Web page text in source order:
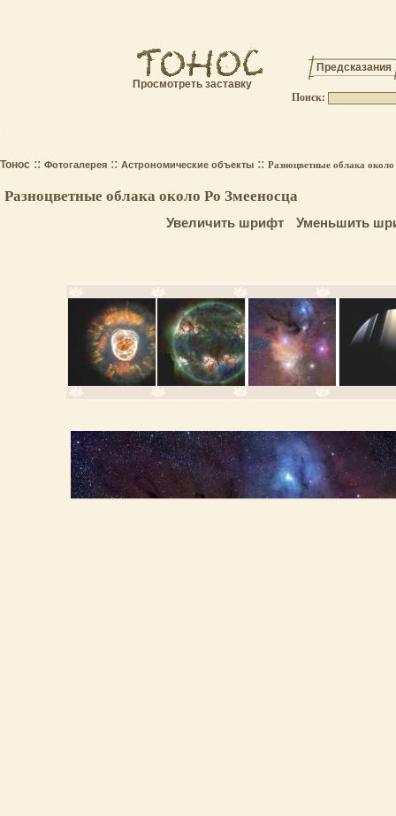
Предсказания
Поиск:
Тонос :: Фотогалерея :: Астрономические объекты :: Разноцветные облака
Разноцветные облака около Ро Змееносца
Увеличить шрифт Уменьшить
Просмотреть заставку